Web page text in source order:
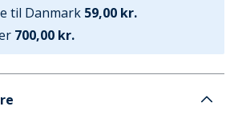
til Danmark 59,00 kr.
700,00 kr.